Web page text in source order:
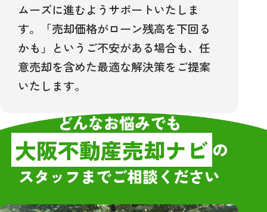
ムーズに進むようサポートいたしま
す。「売却価格がローン残高を下回る
かも」というご不安がある場合も、任
意売却を含めた最適な解決策をご提案
いたします。
どんなお悩みでも
大阪不動産売却ナビ の
スタッフまでご相談ください